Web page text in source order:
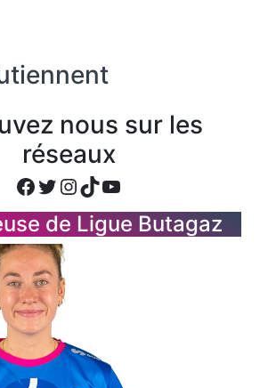
nous sur les
réseaux
Facebook
Twitter
Instagram
TikTok
YouTube
de Ligue Butagaz